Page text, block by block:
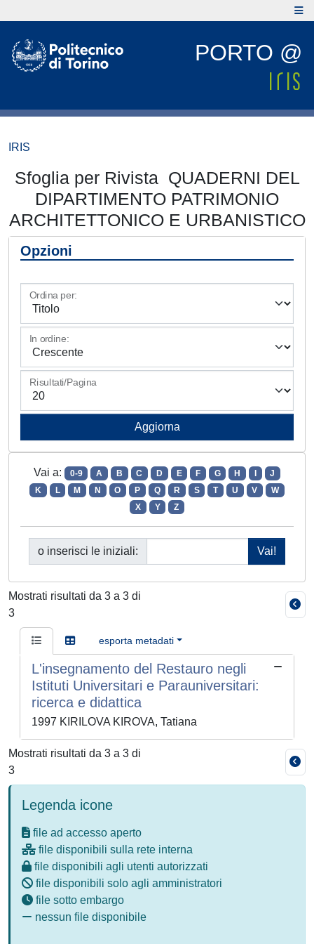
PORTO @
IRIS
Sfoglia per Rivista QUADERNI DEL
DIPARTIMENTO PATRIMONIO
ARCHITETTONICO E URBANISTICO
Opzioni
Ordina per:
In ordine:
Risultati/Pagina
Vai a: 0-9 A B C D E F G H
J
K
L M N O P Q R S T U V
W
X
Y Z
o inserisci le iniziali:
Mostrati risultati da 3 a 3 di
3
esporta metadati
L'insegnamento del Restauro negli
Istituti Universitari e Parauniversitari:
ricerca e didattica
1997 KIRILOVA KIROVA, Tatiana
Mostrati risultati da 3 a 3 di
3
Legenda icone
file ad accesso aperto
file disponibili sulla rete interna
file disponibili agli utenti autorizzati
file disponibili solo agli amministratori
file sotto embargo
nessun file disponibile